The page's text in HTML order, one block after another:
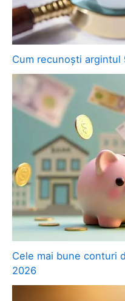
Cum recunoști argintul
Cele mai bune conturi
2026